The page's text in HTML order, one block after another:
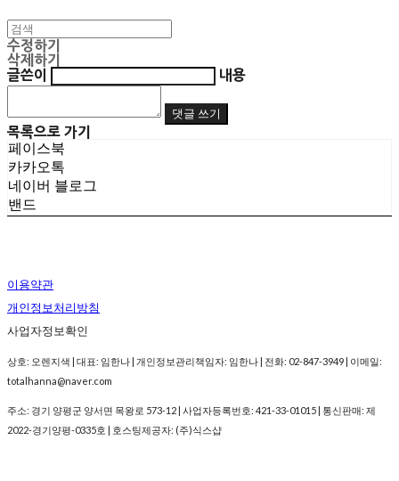
수정하기
삭제하기
글쓴이
내용
댓글 쓰기
목록으로 가기
페이스북
카카오톡
네이버 블로그
밴드
이용약관
개인정보처리방침
사업자정보확인
상호: 오렌지색 | 대표: 임한나 | 개인정보관리책임자: 임한나 | 전화: 02-847-3949 | 이메일:
totalhanna@naver.com
주소: 경기 양평군 양서면 목왕로 573-12 | 사업자등록번호: 421-33-01015 | 통신판매: 제
2022-경기양평-0335호 | 호스팅제공자: (주)식스샵